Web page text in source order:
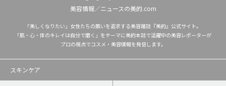
美容情報／ニュースの美的.com
「美しくなりたい」女性たちの願いを追求する美容雑誌『美的』公式サイト。
「肌・心・体のキレイは自分で磨く」をテーマに美的本誌で活躍中の美容レポーターが
プロの視点でコスメ・美容情報を発信します。
スキンケア